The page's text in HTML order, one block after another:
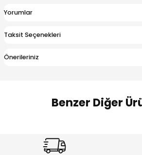
Yorumlar
Taksit Seçenekleri
Önerileriniz
Benzer Diğer
Dantelya Kız Çocuk Tişört
Puba Unisex Kot
ve Taç